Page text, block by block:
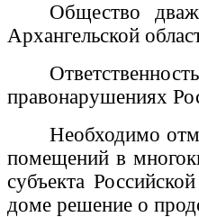
Общество
Архангельской
правонарушениях
Необходимо
помещений в
субъекта
доме решение о